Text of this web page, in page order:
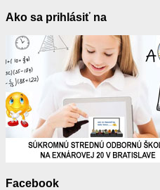
Ako sa prihlásiť na
Facebook